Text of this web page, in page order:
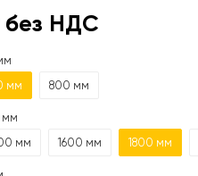
без НДС
мм 800 мм
мм
мм 1600 мм 1800 мм